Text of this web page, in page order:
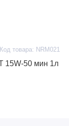
Код товара: NRM021
NORD OIL 4Т 15W-50 мин 1л